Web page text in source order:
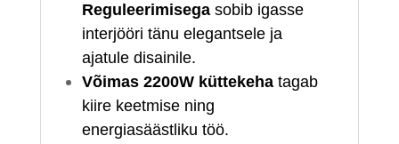
Reguleerimisegasobib igasse
interjööri tänu elegantsele ja
ajatule disainile.
Võimas 2200W küttekehatagab
kiire keetmise ning
energiasäästliku töö.